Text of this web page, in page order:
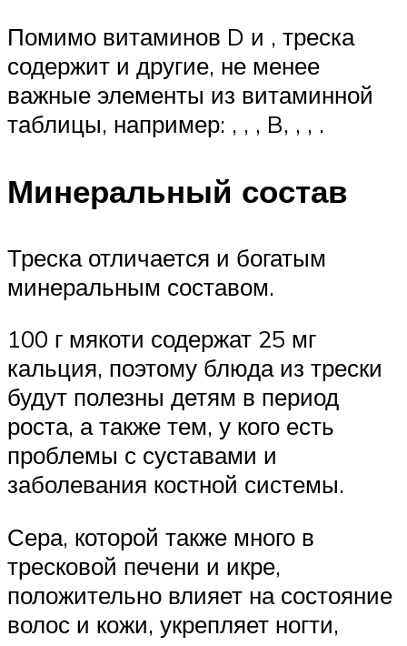
Помимо витаминов D и , треска
содержит и другие, не менее
важные элементы из витаминной
таблицы, например: , , , B, , , .
Минеральный состав
Треска отличается и богатым
минеральным составом.
100 г мякоти содержат 25 мг
кальция, поэтому блюда из трески
будут полезны детям в период
роста, а также тем, у кого есть
проблемы с суставами и
заболевания костной системы.
Сера, которой также много в
тресковой печени и икре,
положительно влияет на состояние
волос и кожи, укрепляет ногти,